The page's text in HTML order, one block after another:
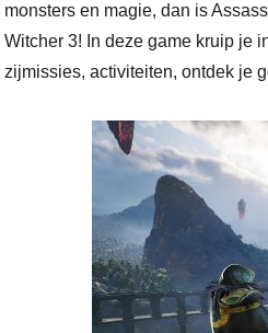
monsters en magie, dan is
Witcher 3! In deze game kruip je
zijmissies, activiteiten, ontdek je